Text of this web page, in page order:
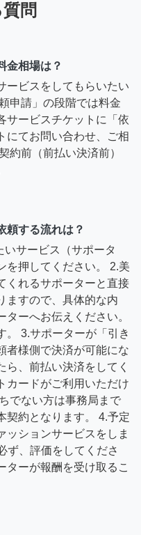
問
金相場は？
ービスをしてもらいたい
申請」の段階では料金
サービスチケットに「依
にてお問い合わせ、ご相
前（前払い決済前）
頼する流れは？
サービス（サポータ
を押してください。 2.美
くれるサポーターと直接
ますので、具体的な内
ーへお伝えください。
。 3.サポーターが「引き
者様側で決済が可能にな
ら、前払い決済をしてく
カードがご利用いただけ
でない方は事務局まで
契約となります。 4.予定
ッションサービスをしま
ず、評価をしてくださ
ターが報酬を受け取るこ